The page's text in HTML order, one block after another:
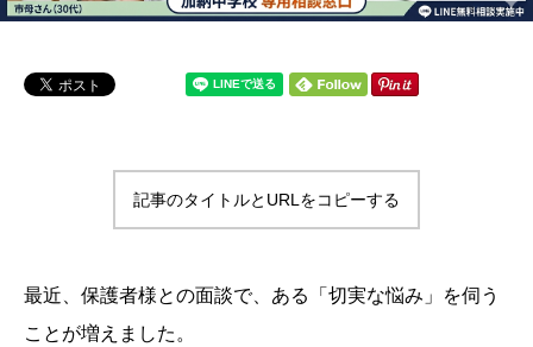
記事のタイトルとURLをコピーする
最近、保護者様との面談で、ある「切実な悩み」を伺う
ことが増えました。